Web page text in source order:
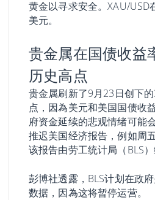
黄金以寻求安全。XAU/USD
美元。
贵金属在国债收益
历史高点
贵金属刷新了9月23日创下
点，因為美元和美国国债收
府资金延续的悲观情绪可能
推迟美国经济报告，例如周
该报告由劳工统计局（BLS）
彭博社透露，BLS计划在政
数据，因為这将暂停运营。